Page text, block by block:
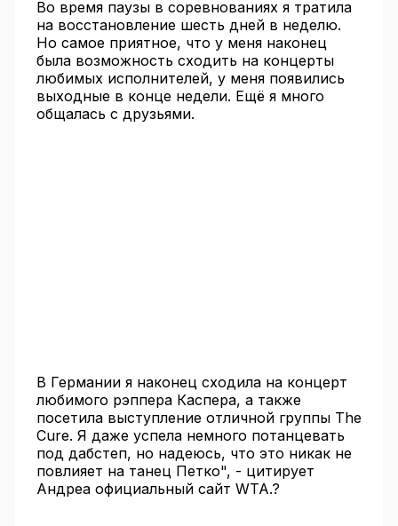
Во время паузы в соревнованиях я тратила
на восстановление шесть дней в неделю.
Но самое приятное, что у меня наконец
была возможность сходить на концерты
любимых исполнителей, у меня появились
выходные в конце недели. Ещё я много
общалась с друзьями.
В Германии я наконец сходила на концерт
любимого рэппера Каспера, а также
посетила выступление отличной группы The
Cure. Я даже успела немного потанцевать
под дабстеп, но надеюсь, что это никак не
повлияет на танец Петко", - цитирует
Андреа официальный сайт WTA.?